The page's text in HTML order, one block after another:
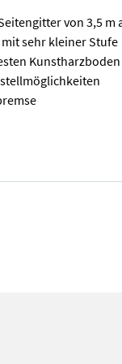
von 3,5
sehr kleiner Stufe
Kunstharzboden
an den beiden